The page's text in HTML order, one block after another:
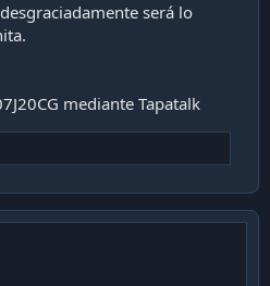
será lo
mediante Tapatalk